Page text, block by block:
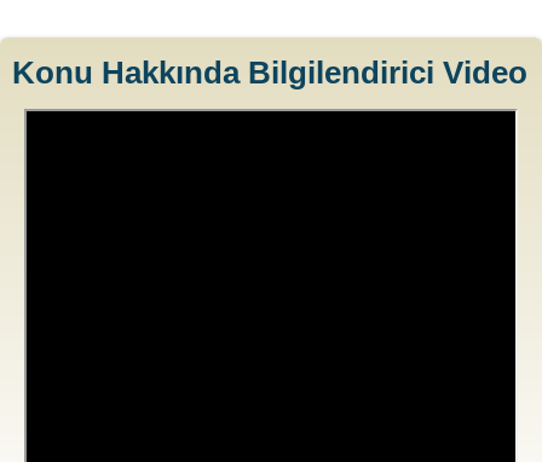
Konu Hakkında Bilgilendirici Video